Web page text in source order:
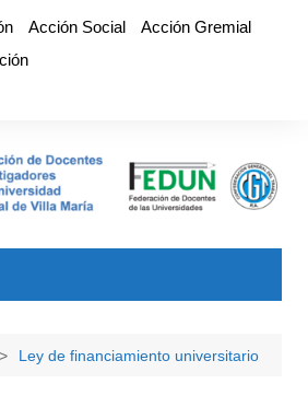
Acción Social
Acción Gremial
Ley de financiamiento universitario